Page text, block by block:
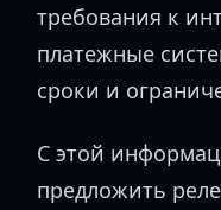
требования к
платежные
сроки и
С этой
предложить